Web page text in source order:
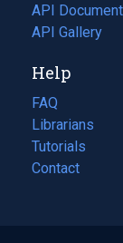
API
(opens
in
new
tab)
API Gallery
Help
FAQ
Librarians
Tutorials
Contact